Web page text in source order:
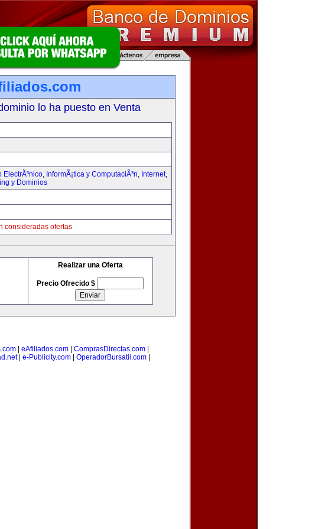
lo ha puesto en Venta
ElectrÃ³nico, InformÃ¡tica y ComputaciÃ³n, Internet,
y Dominios
consideradas ofertas
Realizar una Oferta
Precio Ofrecido $
| eAfiliados.com| ComprasDirectas.com|
| e-Publicity.com| OperadorBursatil.com|